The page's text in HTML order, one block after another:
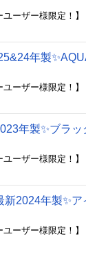
年製
年製✨ブラ
2024年製✨